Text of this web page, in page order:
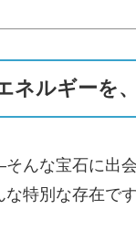
ネルギーを
んな宝石に出
特別な存在です